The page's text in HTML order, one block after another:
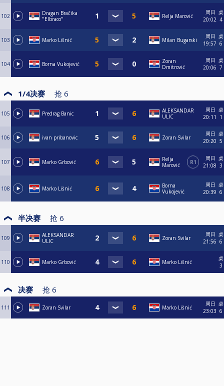
102
Dragan Bračika
"Elbraco"
Relja Marović
周日
20:02
桌
4
103 Marko Lišnić Milan Bugarski
周日
19:57
桌
6
104 Borna Vukojević
Zoran
Dmitrović
周日
20:06
桌
7
1/4决赛 抢 6
105 Predrag Banic
ALEKSANDAR
ULIC
周日
20:11
桌
1
106 ivan pribanovic Zoran Svilar
周日
20:20
桌
5
107 Marko Grbović
Relja
Marović
R1
周日
21:08
桌
3
108 Marko Lišnić
Borna
Vukojević
周日
20:39
桌
6
半决赛 抢 6
109
ALEKSANDAR
ULIC
Zoran Svilar
周日
21:56
桌
6
110 Marko Grbović Marko Lišnić
桌
3
决赛 抢 6
111 Zoran Svilar Marko Lišnić
周日
23:03
桌
6